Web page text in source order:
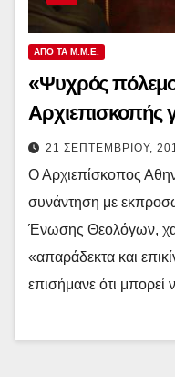
ΑΠΌ ΤΑ Μ.Μ.Ε.
«Ψυχρός
Αρχιεπισκοπής
21 ΣΕΠΤΕΜΒΡΊΟΥ,
Ο Αρχιεπίσκοπος
συνάντηση με
Ένωσης Θεολόγων,
«απαράδεκτα και
επισήμανε ότι